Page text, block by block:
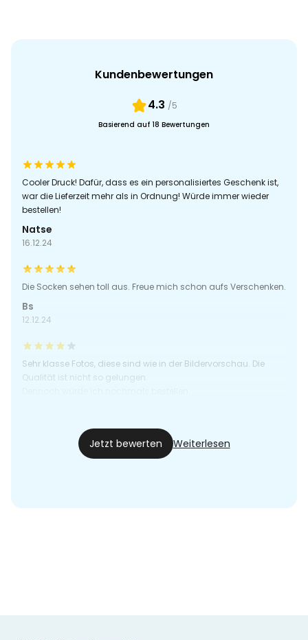
Kundenbewertungen
4.3 /5
Basierend auf 18 Bewertungen
Cooler Druck! Dafür, dass es ein personalisiertes Geschenk ist,
war die Lieferzeit mehr als in Ordnung! Würde immer wieder
bestellen!
Natse
16.12.24
Die Socken sehen toll aus. Freue mich schon aufs Verschenken.
Bs
12.12.24
Sehr klasse Fotos, diese sind wie in der Bildervorschau. Die
Qualität ist nicht so gelungen.
Jetzt bewerten Weiterlesen